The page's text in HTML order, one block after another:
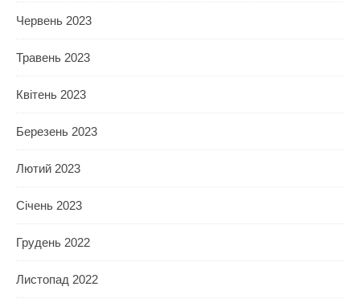
Червень 2023
Травень 2023
Квітень 2023
Березень 2023
Лютий 2023
Січень 2023
Грудень 2022
Листопад 2022